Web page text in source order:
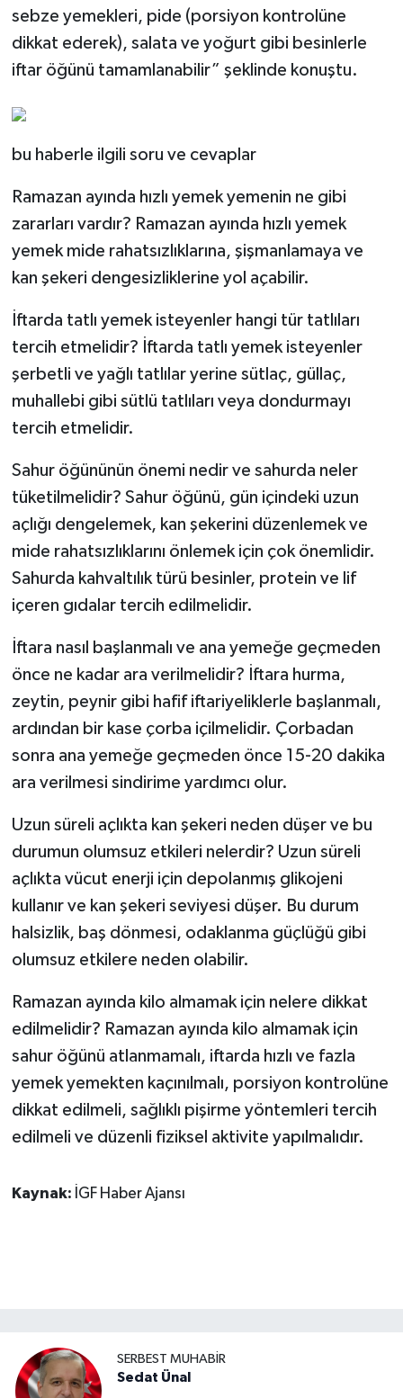
sebze yemekleri, pide (porsiyon kontrolüne
dikkat ederek), salata ve yoğurt gibi besinlerle
iftar öğünü tamamlanabilir” şeklinde konuştu.
bu haberle ilgili soru ve cevaplar
Ramazan ayında hızlı yemek yemenin ne gibi
zararları vardır? Ramazan ayında hızlı yemek
yemek mide rahatsızlıklarına, şişmanlamaya ve
kan şekeri dengesizliklerine yol açabilir.
İftarda tatlı yemek isteyenler hangi tür tatlıları
tercih etmelidir? İftarda tatlı yemek isteyenler
şerbetli ve yağlı tatlılar yerine sütlaç, güllaç,
muhallebi gibi sütlü tatlıları veya dondurmayı
tercih etmelidir.
Sahur öğününün önemi nedir ve sahurda neler
tüketilmelidir? Sahur öğünü, gün içindeki uzun
açlığı dengelemek, kan şekerini düzenlemek ve
mide rahatsızlıklarını önlemek için çok önemlidir.
Sahurda kahvaltılık türü besinler, protein ve lif
içeren gıdalar tercih edilmelidir.
İftara nasıl başlanmalı ve ana yemeğe geçmeden
önce ne kadar ara verilmelidir? İftara hurma,
zeytin, peynir gibi hafif iftariyeliklerle başlanmalı,
ardından bir kase çorba içilmelidir. Çorbadan
sonra ana yemeğe geçmeden önce 15-20 dakika
ara verilmesi sindirime yardımcı olur.
Uzun süreli açlıkta kan şekeri neden düşer ve bu
durumun olumsuz etkileri nelerdir? Uzun süreli
açlıkta vücut enerji için depolanmış glikojeni
kullanır ve kan şekeri seviyesi düşer. Bu durum
halsizlik, baş dönmesi, odaklanma güçlüğü gibi
olumsuz etkilere neden olabilir.
Ramazan ayında kilo almamak için nelere dikkat
edilmelidir? Ramazan ayında kilo almamak için
sahur öğünü atlanmamalı, iftarda hızlı ve fazla
yemek yemekten kaçınılmalı, porsiyon kontrolüne
dikkat edilmeli, sağlıklı pişirme yöntemleri tercih
edilmeli ve düzenli fiziksel aktivite yapılmalıdır.
Kaynak: İGF Haber Ajansı
SERBEST MUHABIR
Sedat Ünal